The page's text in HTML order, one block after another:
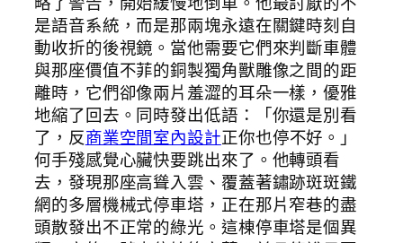
是語音系統，而是那兩塊永遠在關鍵時刻自
動收折的後視鏡。當他需要它們來判斷車體
與那座價值不菲的銅製獨角獸雕像之間的距
離時，它們卻像兩片羞澀的耳朵一樣，優雅
地縮了回去。同時發出低語：「你還是別看
了，反商業空間室內設計正你也停不好。」
何手殘感覺心臟快要跳出來了。他轉頭看
去，發現那座高聳入雲、覆蓋著鏽跡斑斑鐵
網的多層機械式停車塔，正在那片窄巷的盡
頭散發出不正常的綠光。這棟停車塔是個異